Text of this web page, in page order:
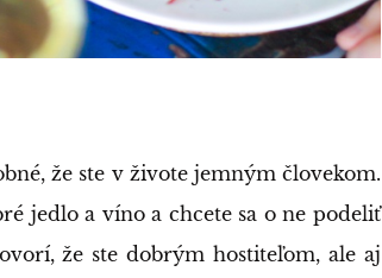
že ste v živote jemným človekom.
jedlo a víno a chcete sa o ne podeliť
že ste dobrým hostiteľom, ale aj